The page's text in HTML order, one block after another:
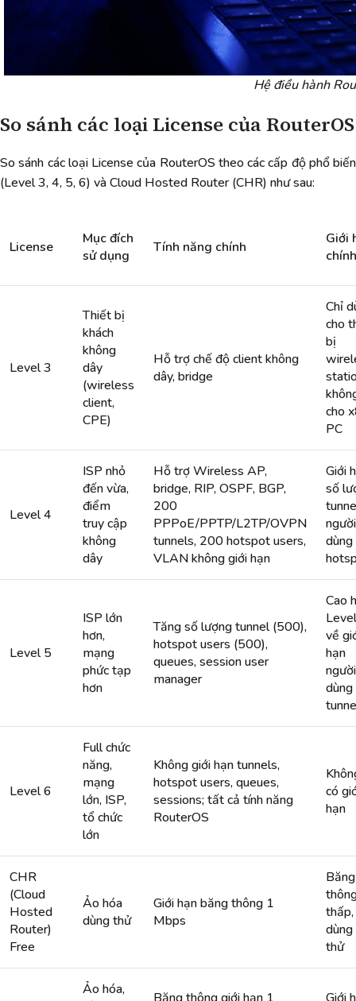
Hệ điều hành
So sánh các loại License của RouterOS
So sánh các loại License của RouterOS theo các cấp độ phổ biến
(Level 3, 4, 5, 6) và Cloud Hosted Router (CHR) như sau:
License
Mục đích
sử dụng
Tính năng chính
Giới
chính
Level 3
Thiết bị
khách
không
dây
(wireless
client,
CPE)
Hỗ trợ chế độ client không
dây, bridge
Chỉ
cho
bị
cho
PC
Level 4
ISP nhỏ
đến vừa,
điểm
truy cập
không
dây
Hỗ trợ Wireless AP,
bridge, RIP, OSPF, BGP,
200
PPPoE/PPTP/L2TP/OVPN
tunnels, 200 hotspot users,
VLAN không giới hạn
Giới
số
người
dùng
Level 5
ISP lớn
hơn,
mạng
phức tạp
hơn
Tăng số lượng tunnel (500),
hotspot users (500),
queues, session user
manager
Cao
về
hạn
người
dùng
Level 6
Full chức
năng,
mạng
lớn, ISP,
tổ chức
lớn
Không giới hạn tunnels,
hotspot users, queues,
sessions; tất cả tính năng
RouterOS
có
hạn
CHR
(Cloud
Hosted
Router)
Free
Ảo hóa
dùng thử
Giới hạn băng thông 1
Mbps
Băng
thấp,
dùng
thử
Ảo hóa,